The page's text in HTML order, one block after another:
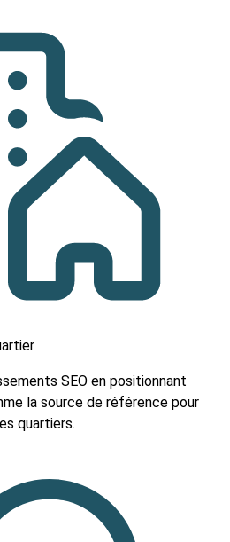
SEO en positionnant
la source de référence pour
quartiers.